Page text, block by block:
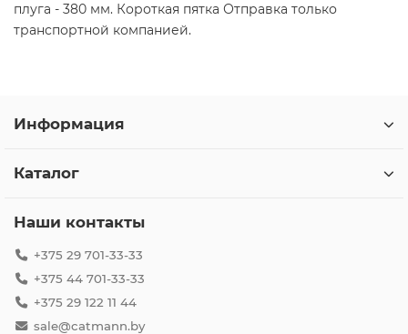
плуга - 380 мм. Короткая пятка Отправка только
транспортной компанией.
Информация
Каталог
Наши контакты
+375 29 701-33-33
+375 44 701-33-33
+375 29 122 11 44
sale@catmann.by